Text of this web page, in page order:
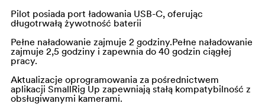
Pilot posiada port ładowania USB-C, oferując
długotrwałą żywotność baterii
Pełne naładowanie zajmuje 2 godziny.Pełne naładowanie
zajmuje 2,5 godziny i zapewnia do 40 godzin ciągłej
pracy.
Aktualizacje oprogramowania za pośrednictwem
aplikacji SmallRig Up zapewniają stałą kompatybilność z
obsługiwanymi kamerami.